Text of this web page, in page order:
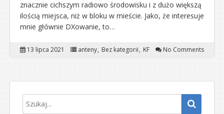
znacznie cichszym radiowo środowisku i z dużo większą
ilością miejsca, niż w bloku w mieście. Jako, że interesuje
mnie głównie DXowanie, to…
13 lipca 2021 anteny Bez kategorii KF No Comments